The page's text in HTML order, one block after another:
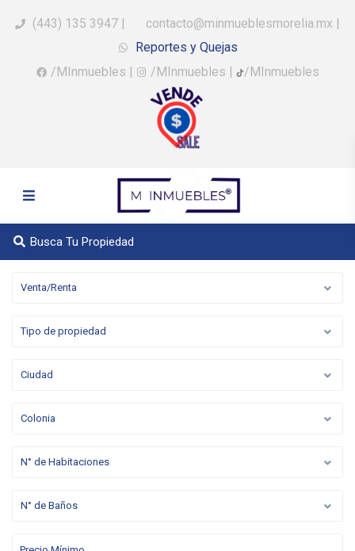
(443) 135 3947 | contacto@minmueblesmorelia.mx |
Reportes y Quejas
/MInmuebles | /MInmuebles | /MInmuebles
Busca Tu Propiedad
Venta/Renta
Tipo de propiedad
Ciudad
Colonia
N° de Habitaciones
N° de Baños